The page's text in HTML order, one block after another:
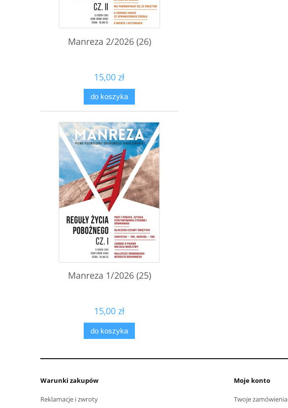
Manreza 2/2026 (26)
15,00 zł
do koszyka
Manreza 1/2026 (25)
15,00 zł
do koszyka
Warunki zakupów
Reklamacje i zwroty
Moje konto
Twoje zamówienia